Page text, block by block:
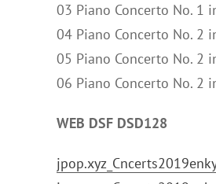
03 Piano Concerto No. 1
04 Piano Concerto No. 2
05 Piano Concerto No. 2
06 Piano Concerto No. 2
WEB DSF DSD128